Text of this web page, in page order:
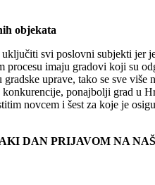
objekata
svi poslovni subjekti
imaju gradovi koji su
uprave, tako se sve
ponajbolji grad
novcem i šest za koje je
DAN PRIJAVOM NA